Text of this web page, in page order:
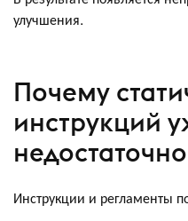
улучшения.
Почему
инструкций
недостаточно
Инструкции и регламенты